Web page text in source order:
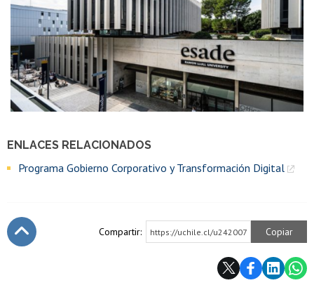
ENLACES RELACIONADOS
Programa Gobierno Corporativo y Transformación Digital
Compartir: https://uchile.cl/u242007 Copiar